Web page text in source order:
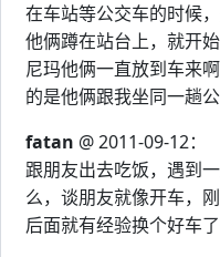
在车站等公交车的时候
他俩蹲在站台上，就开
尼玛他俩一直放到车来
的是他俩跟我坐同一趟公
fatan @ 2011-09-12：
跟朋友出去吃饭，遇到
么，谈朋友就像开车，
后面就有经验换个好车